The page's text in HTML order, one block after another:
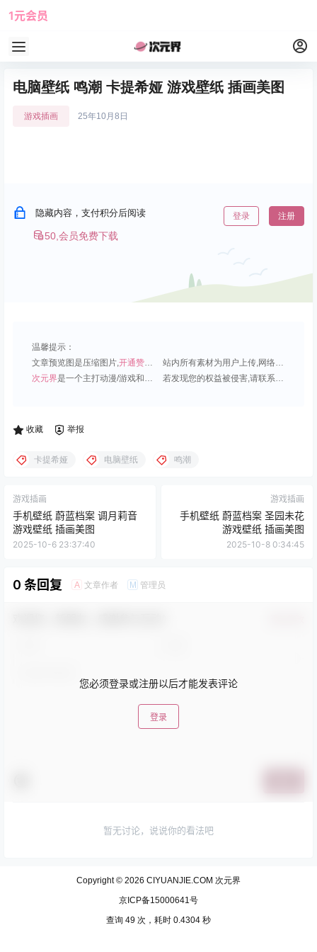
1元会员
电脑壁纸 鸣潮 卡提希娅 游戏壁纸 插画美图
游戏插画 25年10月8日
隐藏内容，支付积分后阅读
50,会员免费下载
登录 注册
温馨提示：
文章预览图是压缩图片,开通赞助会员 可免费下载超清原图;
站内所有素材为用户上传,网络分享或原创,请勿用于商业用途;
次元界是一个主打动漫/游戏和虚拟偶像角色的插画壁纸平台; 若发现您的权益被侵害,请联系QQ1815919191,我们尽快处理.
收藏 举报
卡提希娅 电脑壁纸 鸣潮
游戏插画
手机壁纸 蔚蓝档案 调月莉音
游戏壁纸 插画美图
2025-10-6 23:37:40
游戏插画
手机壁纸 蔚蓝档案 圣园未花
游戏壁纸 插画美图
2025-10-8 0:34:45
0 条回复 A 文章作者 M 管理员
您必须登录或注册以后才能发表评论
登录
暂无讨论，说说你的看法吧
Copyright © 2026 CIYUANJIE.COM 次元界
京ICP备15000641号
查询 49 次，耗时 0.4304 秒